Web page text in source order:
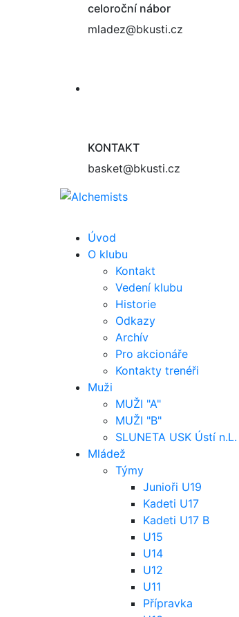
celoroční nábor
mladez@bkusti.cz
KONTAKT
basket@bkusti.cz
Úvod
O klubu
Kontakt
Vedení klubu
Historie
Odkazy
Archív
Pro akcionáře
Kontakty trenéři
Muži
MUŽI "A"
MUŽI "B"
SLUNETA USK Ústí n.L.
Mládež
Týmy
Junioři U19
Kadeti U17
Kadeti U17 B
U15
U14
U12
U11
Přípravka